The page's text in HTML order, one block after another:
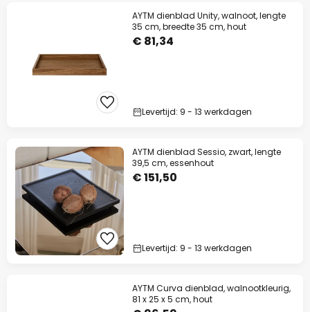
AYTM dienblad Unity, walnoot, lengte
35 cm, breedte 35 cm, hout
€ 81,34
Levertijd: 9 - 13 werkdagen
AYTM dienblad Sessio, zwart, lengte
39,5 cm, essenhout
€ 151,50
Levertijd: 9 - 13 werkdagen
AYTM Curva dienblad, walnootkleurig,
81 x 25 x 5 cm, hout